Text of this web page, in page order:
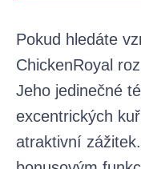
Pokud hledáte
ChickenRoyal
Jeho jedinečné
excentrických
atraktivní